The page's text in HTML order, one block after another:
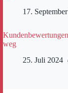
17.
weg
25. Juli 2024